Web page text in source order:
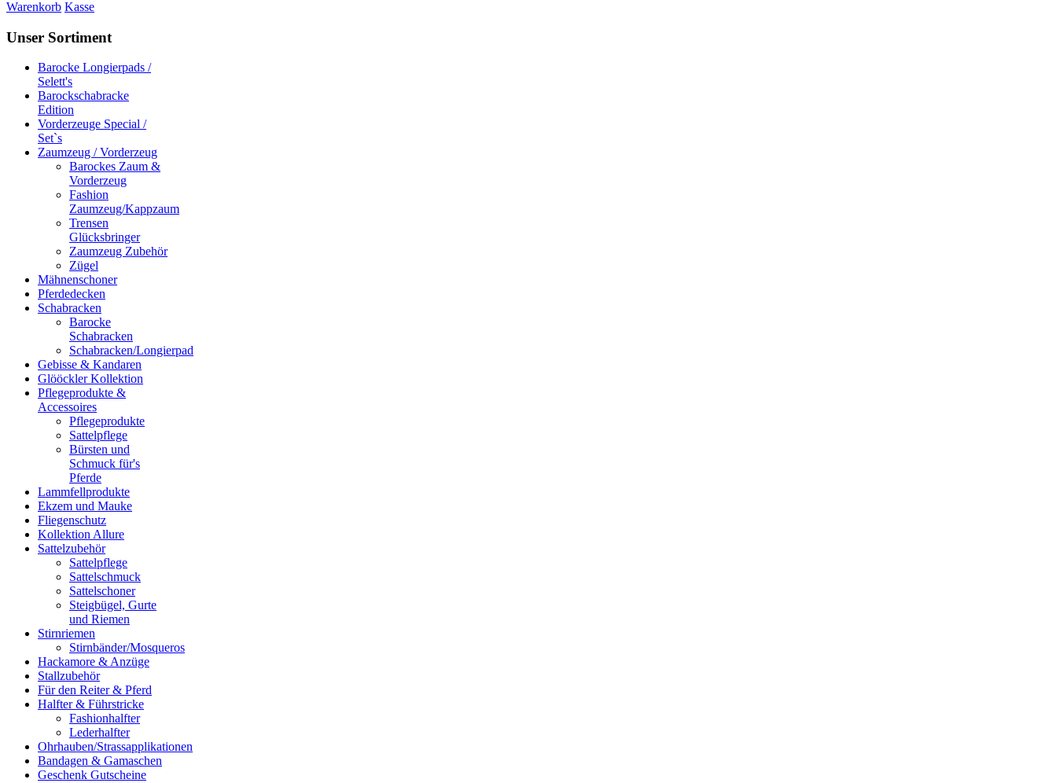
Warenkorb Kasse
Unser Sortiment
Barocke Longierpads /
Selett's
Barockschabracke
Edition
Vorderzeuge Special /
Set`s
Zaumzeug / Vorderzeug
Barockes Zaum &
Vorderzeug
Fashion
Zaumzeug/Kappzaum
Trensen
Glücksbringer
Zaumzeug Zubehör
Zügel
Mähnenschoner
Pferdedecken
Schabracken
Barocke
Schabracken
Schabracken/Longierpad
Gebisse & Kandaren
Glööckler Kollektion
Pflegeprodukte &
Accessoires
Pflegeprodukte
Sattelpflege
Bürsten und
Schmuck für's
Pferde
Lammfellprodukte
Ekzem und Mauke
Fliegenschutz
Kollektion Allure
Sattelzubehör
Sattelpflege
Sattelschmuck
Sattelschoner
Steigbügel, Gurte
und Riemen
Stirnriemen
Stirnbänder/Mosqueros
Hackamore & Anzüge
Stallzubehör
Für den Reiter & Pferd
Halfter & Führstricke
Fashionhalfter
Lederhalfter
Ohrhauben/Strassapplikationen
Bandagen & Gamaschen
Geschenk Gutscheine